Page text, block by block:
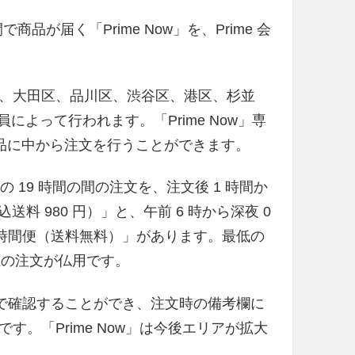
商品が届く「Prime Now」を、Prime 会
大田区、品川区、渋谷区、港区、杉並
によって行われます。「Prime Now」専
中から注文を行うことができます。
19 時間の間の注文を、注文後 1 時間か
送料 980 円）」と、午前 6 時から深夜 0
便（送料無料）」があります。最低の
注文が仏用です。
認することができ、注文時の備考欄に
す。「Prime Now」は今後エリアが拡大